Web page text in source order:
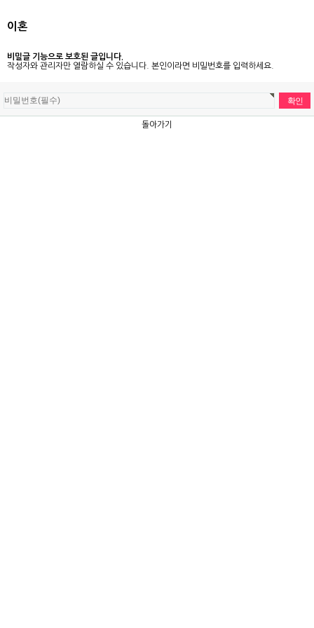
이혼
비밀글 기능으로 보호된 글입니다.
작성자와 관리자만 열람하실 수 있습니다. 본인이라면 비밀번호를 입력하세요.
돌아가기